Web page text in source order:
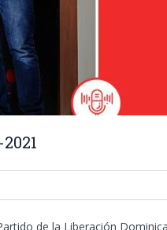
de la Liberación